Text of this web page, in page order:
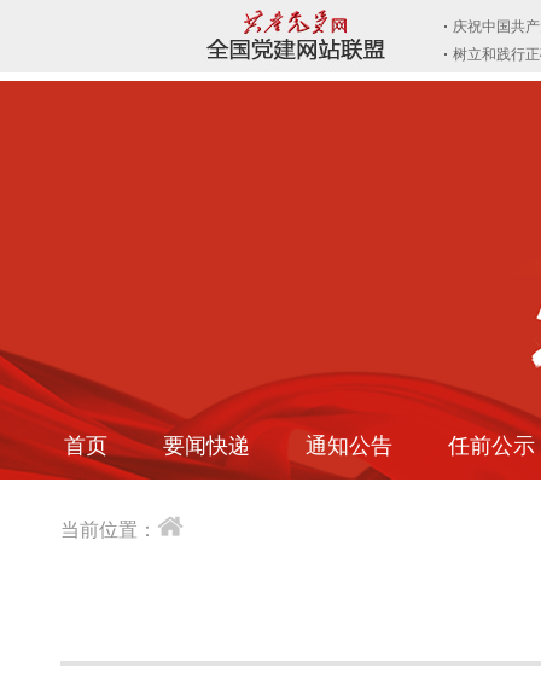
首页 要闻快递 通知公告 任前公示
当前位置：